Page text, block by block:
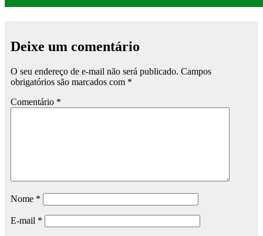
Deixe um comentário
O seu endereço de e-mail não será publicado. Campos
obrigatórios são marcados com *
Comentário *
Nome *
E-mail *